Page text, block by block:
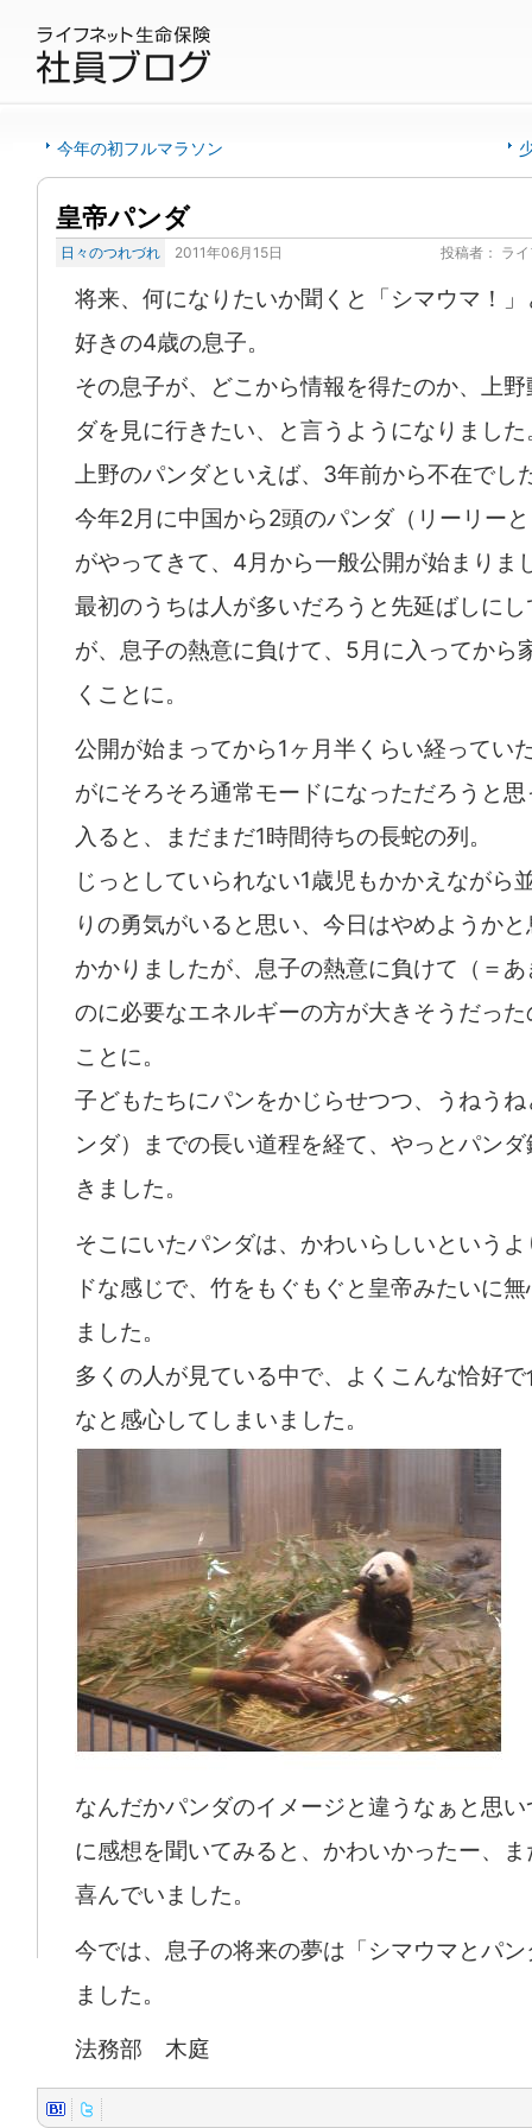
今年の初フルマラソン
皇帝パンダ
日々のつれづれ 2011年06月15日 投稿者： ラ
将来、何になりたいか聞くと「シマウマ！
好きの4歳の息子。
その息子が、どこから情報を得たのか、上
ダを見に行きたい、と言うようになりました
上野のパンダといえば、3年前から不在でし
今年2月に中国から2頭のパンダ（リーリー
がやってきて、4月から一般公開が始まりま
最初のうちは人が多いだろうと先延ばしに
が、息子の熱意に負けて、5月に入ってから
くことに。
公開が始まってから1ヶ月半くらい経ってい
がにそろそろ通常モードになっただろうと
入ると、まだまだ1時間待ちの長蛇の列。
じっとしていられない1歳児もかかえながら
りの勇気がいると思い、今日はやめようか
かかりましたが、息子の熱意に負けて（＝
のに必要なエネルギーの方が大きそうだっ
ことに。
子どもたちにパンをかじらせつつ、うねう
ンダ）までの長い道程を経て、やっとパン
きました。
そこにいたパンダは、かわいらしいという
ドな感じで、竹をもぐもぐと皇帝みたいに
ました。
多くの人が見ている中で、よくこんな恰好
なと感心してしまいました。
なんだかパンダのイメージと違うなぁと思
に感想を聞いてみると、かわいかったー、
喜んでいました。
今では、息子の将来の夢は「シマウマとパ
ました。
法務部 木庭